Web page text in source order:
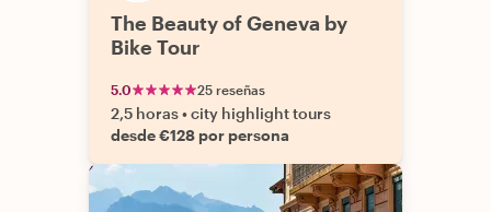
The Beauty of Geneva by
Bike Tour
5.0 25 reseñas
2,5 horas•city highlight tours
desde €128 por persona